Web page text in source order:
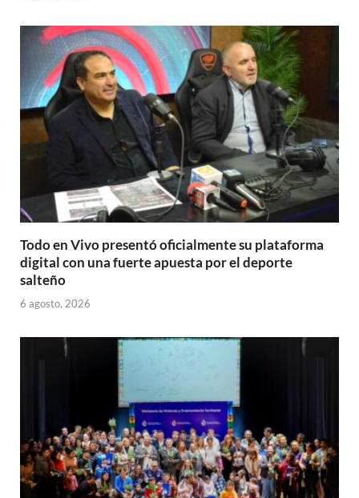
Todo en Vivo presentó oficialmente su plataforma
digital con una fuerte apuesta por el deporte
salteño
6 agosto, 2026